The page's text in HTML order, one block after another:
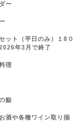
ー
ット（平日のみ）１8０
年3月で終了
理
鮨
酒や各種ワイン取り揃